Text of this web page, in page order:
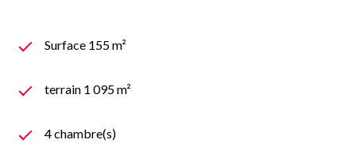
Surface 155 m²
terrain 1 095 m²
4 chambre(s)